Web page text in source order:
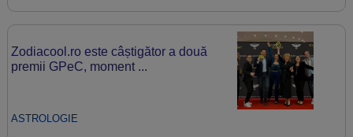
Zodiacool.ro este câștigător a două
premii GPeC, moment ...
ASTROLOGIE